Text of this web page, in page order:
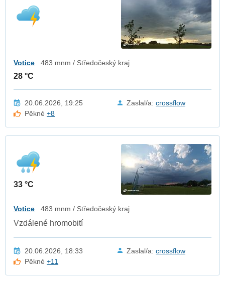
Votice 483 mnm / Středočeský kraj
28 °C
20.06.2026, 19:25 Zaslal/a: crossflow
Pěkné+8
33 °C
Votice 483 mnm / Středočeský kraj
Vzdálené hromobití
20.06.2026, 18:33 Zaslal/a: crossflow
Pěkné+11